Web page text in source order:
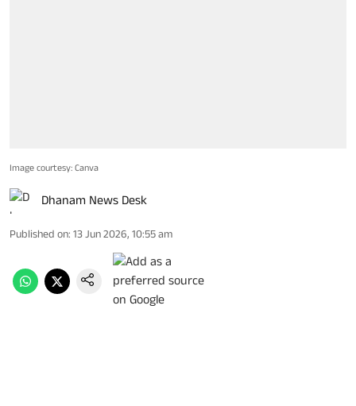
Image courtesy: Canva
Dhanam News Desk
Published on: 13 Jun 2026, 10:55 am